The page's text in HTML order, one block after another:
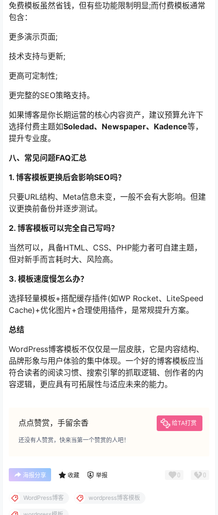
免费模板虽然省钱，但有些功能限制明显;而付费模板通常
包含：
更多演示页面;
技术支持与更新;
更高可定制性;
更完整的SEO策略支持。
如果博客是你长期运营的核心内容资产，建议预算允许下
选择付费主题如Soledad、Newspaper、Kadence等，
提升专业度。
八、常见问题FAQ汇总
1. 博客模板更换后会影响SEO吗？
只要URL结构、Meta信息未变，一般不会有大影响。但建
议更换前备份并逐步测试。
2. 博客模板可以完全自己写吗？
当然可以，具备HTML、CSS、PHP能力者可自建主题，
但对新手而言耗时大、风险高。
3. 模板速度慢怎么办？
选择轻量模板+搭配缓存插件(如WP Rocket、LiteSpeed
Cache)+优化图片+合理使用插件，是常规提升方案。
总结
WordPress博客模板不仅仅是一层皮肤，它是内容结构、
品牌形象与用户体验的集中体现。一个好的博客模板应当
符合读者的阅读习惯、搜索引擎的抓取逻辑、创作者的内
容逻辑，更应具有可拓展性与适应未来的能力。
点点赞赏，手留余香 给TA打赏
还没有人赞赏，快来当第一个赞赏的人吧！
海报分享 收藏 举报 0 0
WordPress博客 wordpress博客模板